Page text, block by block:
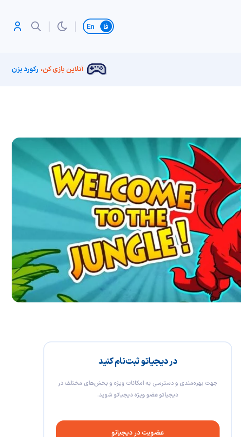
تغییر زبان
آنلاین بازی کن، رکورد بزن
در دیجیاتو ثبت‌نام کنید
جهت بهره‌مندی و دسترسی به امکانات ویژه و بخش‌های مختلف در
دیجیاتو عضو ویژه دیجیاتو شوید.
عضویت در دیجیاتو